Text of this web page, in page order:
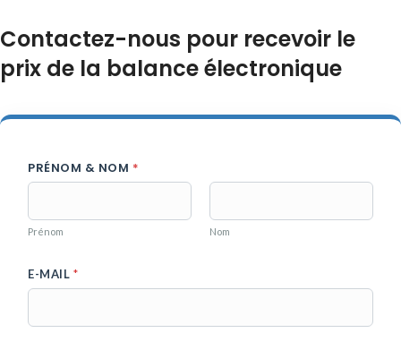
Contactez-nous pour recevoir le
prix de la balance électronique
PRÉNOM & NOM *
Prénom Nom
E-MAIL *